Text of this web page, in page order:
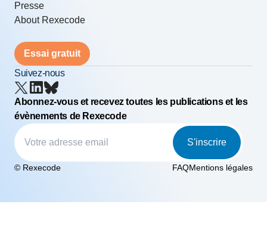
Presse
About Rexecode
Essai gratuit
Suivez-nous
Abonnez-vous et recevez toutes les publications et les
évènements de Rexecode
S'inscrire
© Rexecode FAQMentions légales